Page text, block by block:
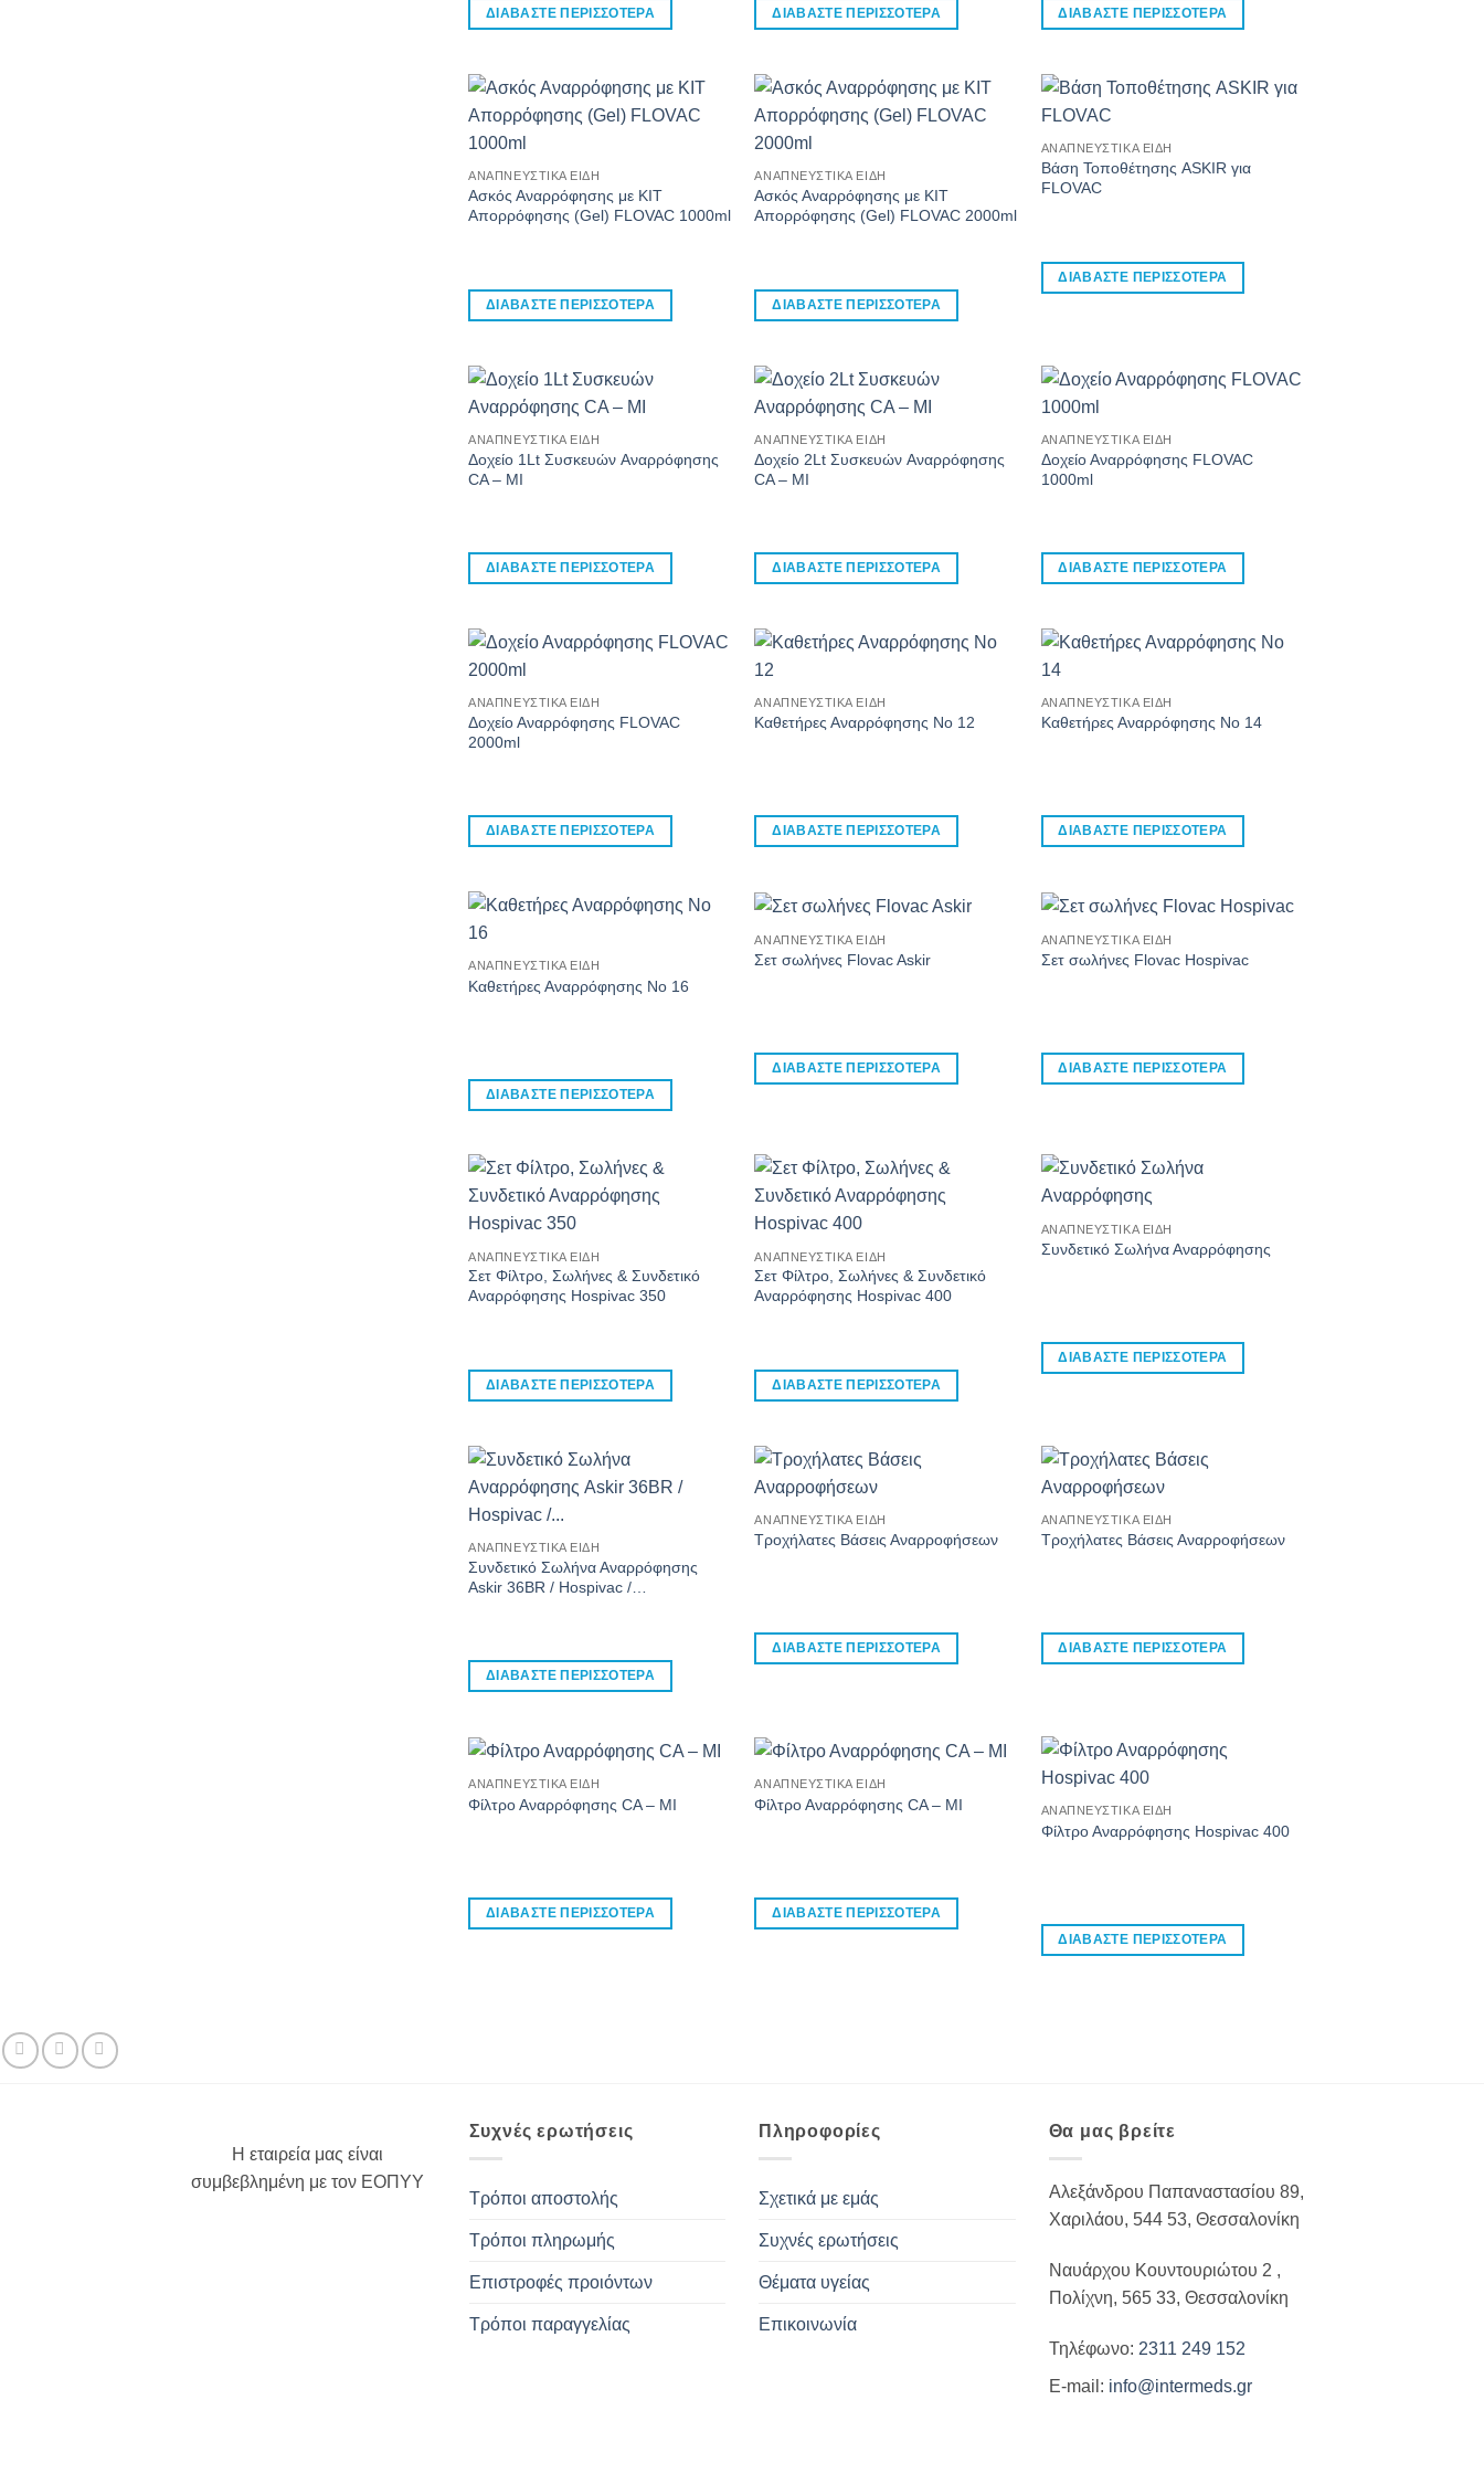
ΔΙΑΒΆΣΤΕ ΠΕΡΙΣΣΌΤΕΡΑ ΔΙΑΒΆΣΤΕ ΠΕΡΙΣΣΌΤΕΡΑ ΔΙΑΒΆΣΤΕ ΠΕΡΙΣΣΌΤΕΡΑ
ΑΝΑΠΝΕΥΣΤΙΚΆ ΕΊΔΗ
Ασκός Αναρρόφησης με KIT
Απορρόφησης (Gel) FLOVAC 1000ml
ΔΙΑΒΆΣΤΕ ΠΕΡΙΣΣΌΤΕΡΑ
ΑΝΑΠΝΕΥΣΤΙΚΆ ΕΊΔΗ
Ασκός Αναρρόφησης με KIT
Απορρόφησης (Gel) FLOVAC 2000ml
ΔΙΑΒΆΣΤΕ ΠΕΡΙΣΣΌΤΕΡΑ
ΑΝΑΠΝΕΥΣΤΙΚΆ ΕΊΔΗ
Βάση Τοποθέτησης ASKIR για
FLOVAC
ΔΙΑΒΆΣΤΕ ΠΕΡΙΣΣΌΤΕΡΑ
ΑΝΑΠΝΕΥΣΤΙΚΆ ΕΊΔΗ
Δοχείο 1Lt Συσκευών Aναρρόφησης
CA – MI
ΔΙΑΒΆΣΤΕ ΠΕΡΙΣΣΌΤΕΡΑ
ΑΝΑΠΝΕΥΣΤΙΚΆ ΕΊΔΗ
Δοχείο 2Lt Συσκευών Aναρρόφησης
CA – MI
ΔΙΑΒΆΣΤΕ ΠΕΡΙΣΣΌΤΕΡΑ
ΑΝΑΠΝΕΥΣΤΙΚΆ ΕΊΔΗ
Δοχείο Αναρρόφησης FLOVAC
1000ml
ΔΙΑΒΆΣΤΕ ΠΕΡΙΣΣΌΤΕΡΑ
ΑΝΑΠΝΕΥΣΤΙΚΆ ΕΊΔΗ
Δοχείο Αναρρόφησης FLOVAC
2000ml
ΔΙΑΒΆΣΤΕ ΠΕΡΙΣΣΌΤΕΡΑ
ΑΝΑΠΝΕΥΣΤΙΚΆ ΕΊΔΗ
Καθετήρες Αναρρόφησης Νο 12
ΔΙΑΒΆΣΤΕ ΠΕΡΙΣΣΌΤΕΡΑ
ΑΝΑΠΝΕΥΣΤΙΚΆ ΕΊΔΗ
Καθετήρες Αναρρόφησης Νο 14
ΔΙΑΒΆΣΤΕ ΠΕΡΙΣΣΌΤΕΡΑ
ΑΝΑΠΝΕΥΣΤΙΚΆ ΕΊΔΗ
Καθετήρες Αναρρόφησης Νο 16
ΔΙΑΒΆΣΤΕ ΠΕΡΙΣΣΌΤΕΡΑ
ΑΝΑΠΝΕΥΣΤΙΚΆ ΕΊΔΗ
Σετ σωλήνες Flovac Askir
ΔΙΑΒΆΣΤΕ ΠΕΡΙΣΣΌΤΕΡΑ
ΑΝΑΠΝΕΥΣΤΙΚΆ ΕΊΔΗ
Σετ σωλήνες Flovac Hospivac
ΔΙΑΒΆΣΤΕ ΠΕΡΙΣΣΌΤΕΡΑ
ΑΝΑΠΝΕΥΣΤΙΚΆ ΕΊΔΗ
Σετ Φίλτρο, Σωλήνες & Συνδετικό
Αναρρόφησης Hospivac 350
ΔΙΑΒΆΣΤΕ ΠΕΡΙΣΣΌΤΕΡΑ
ΑΝΑΠΝΕΥΣΤΙΚΆ ΕΊΔΗ
Σετ Φίλτρο, Σωλήνες & Συνδετικό
Αναρρόφησης Hospivac 400
ΔΙΑΒΆΣΤΕ ΠΕΡΙΣΣΌΤΕΡΑ
ΑΝΑΠΝΕΥΣΤΙΚΆ ΕΊΔΗ
Συνδετικό Σωλήνα Αναρρόφησης
ΔΙΑΒΆΣΤΕ ΠΕΡΙΣΣΌΤΕΡΑ
ΑΝΑΠΝΕΥΣΤΙΚΆ ΕΊΔΗ
Συνδετικό Σωλήνα Αναρρόφησης
Askir 36BR / Hospivac /…
ΔΙΑΒΆΣΤΕ ΠΕΡΙΣΣΌΤΕΡΑ
ΑΝΑΠΝΕΥΣΤΙΚΆ ΕΊΔΗ
Τροχήλατες Βάσεις Αναρροφήσεων
ΔΙΑΒΆΣΤΕ ΠΕΡΙΣΣΌΤΕΡΑ
ΑΝΑΠΝΕΥΣΤΙΚΆ ΕΊΔΗ
Τροχήλατες Βάσεις Αναρροφήσεων
ΔΙΑΒΆΣΤΕ ΠΕΡΙΣΣΌΤΕΡΑ
ΑΝΑΠΝΕΥΣΤΙΚΆ ΕΊΔΗ
Φίλτρο Αναρρόφησης CA – MI
ΔΙΑΒΆΣΤΕ ΠΕΡΙΣΣΌΤΕΡΑ
ΑΝΑΠΝΕΥΣΤΙΚΆ ΕΊΔΗ
Φίλτρο Αναρρόφησης CA – MI
ΔΙΑΒΆΣΤΕ ΠΕΡΙΣΣΌΤΕΡΑ
ΑΝΑΠΝΕΥΣΤΙΚΆ ΕΊΔΗ
Φίλτρο Αναρρόφησης Hospivac 400
ΔΙΑΒΆΣΤΕ ΠΕΡΙΣΣΌΤΕΡΑ
Η εταιρεία μας είναι
συμβεβλημένη με τον ΕΟΠΥΥ
Συχνές ερωτήσεις
Τρόποι αποστολής
Τρόποι πληρωμής
Επιστροφές προιόντων
Τρόποι παραγγελίας
Πληροφορίες
Σχετικά με εμάς
Συχνές ερωτήσεις
Θέματα υγείας
Επικοινωνία
Θα μας βρείτε
Αλεξάνδρου Παπαναστασίου 89,
Χαριλάου, 544 53, Θεσσαλονίκη
Ναυάρχου Κουντουριώτου 2 ,
Πολίχνη, 565 33, Θεσσαλονίκη
Τηλέφωνο: 2311 249 152
E-mail: info@intermeds.gr